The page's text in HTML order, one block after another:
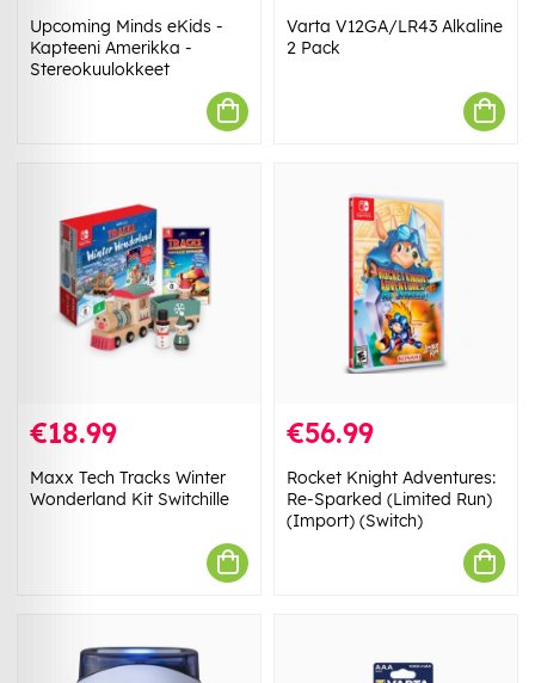
Upcoming Minds eKids -
Kapteeni Amerikka -
Stereokuulokkeet
Varta V12GA/LR43 Alkaline
2 Pack
€18.99
Maxx Tech Tracks Winter
Wonderland Kit Switchille
€56.99
Rocket Knight Adventures:
Re-Sparked (Limited Run)
(Import) (Switch)